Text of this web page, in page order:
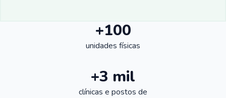
+100
unidades físicas
+3 mil
clínicas e postos de